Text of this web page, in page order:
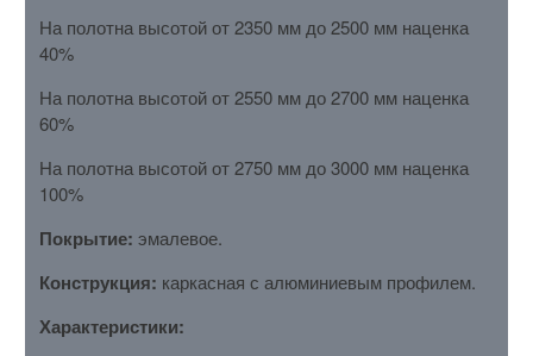
На полотна высотой от 2350 мм до 2500 мм наценка
40%
На полотна высотой от 2550 мм до 2700 мм наценка
60%
На полотна высотой от 2750 мм до 3000 мм наценка
100%
Покрытие: эмалевое.
Конструкция: каркасная с алюминиевым профилем.
Характеристики: